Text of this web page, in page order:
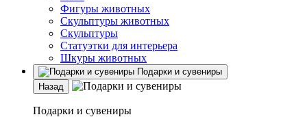
Фигуры животных
Скульптуры животных
Скульптуры
Статуэтки для интерьера
Шкуры животных
Подарки и сувениры
Назад
Подарки и сувениры